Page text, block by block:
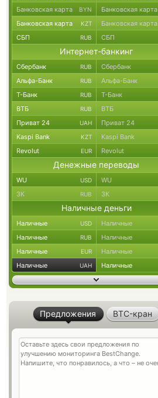
Банковская карта BYN Банковская карта
Банковская карта KZT Банковская карта
СБП RUB СБП
Интернет-банкинг
Сбербанк RUB Сбербанк
Альфа-Банк RUB Альфа-Банк
Т-Банк RUB Т-Банк
ВТБ RUB ВТБ
Приват 24 UAH Приват 24
Kaspi Bank KZT Kaspi Bank
Revolut EUR Revolut
Денежные переводы
WU USD WU
ЗК RUB ЗК
Наличные деньги
Наличные USD Наличные
Наличные RUB Наличные
Наличные EUR Наличные
Наличные UAH Наличные
Предложения BTC-кран